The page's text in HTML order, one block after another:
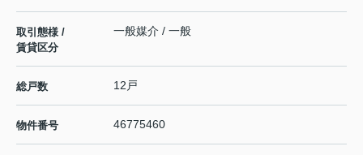
取引態様 /
賃貸区分
一般媒介 / 一般
総戸数 12戸
物件番号 46775460